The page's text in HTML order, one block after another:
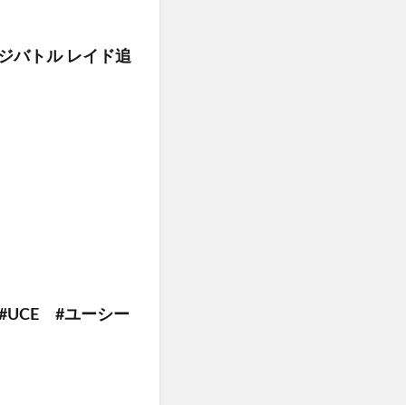
バトル レイド追
#ユーシー